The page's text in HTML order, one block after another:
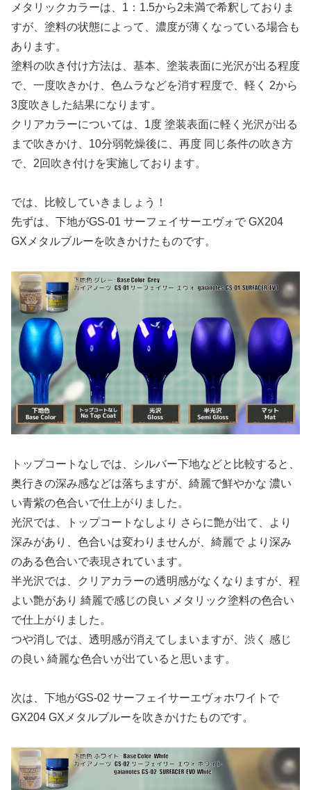
メタリックカラーは、1：1.5から2未満で希釈しておりま
すが、塗料の状態によって、濃度が薄くなっている場合も
あります。
塗料の吹き付け方法は、基本、塗装表面に光沢が出る程度
で、一度吹きかけ、色ムラなどを消す程度で、軽く 2から
3度吹きした結果になります。
クリアカラーについては、1度 塗装表面に軽く光沢が出る
まで吹きかけ、10分弱乾燥後に、再度 同じ条件の吹き方
で、2回吹き付けを実施しております。
では、比較していきましょう！
先ずは、下地がGS-01 サーフェイサーエヴォで GX204
GXメタルブルーを吹きかけたものです。
トップコートなしでは、シルバー下地などと比較すると、
奥行きの深み感などは落ちますが、綺麗で鮮やかな 濃い
い青紫の色合いで仕上がりました。
光沢では、トップコートなしより さらに艶が出て、より
深みがあり、色合いは変わりませんが、綺麗で より深み
のある色合いで表現されています。
半光沢では、クリアカラーの透明感がなくなりますが、程
よい艶があり 綺麗で感じの良い メタリック塗料の色合い
で仕上がりました。
つや消しでは、透明感が消えてしまいますが、渋く 感じ
の良い 綺麗な色合いが出ていると思います。
次は、下地がGS-02 サーフェイサーエヴォホワイトで
GX204 GXメタルブルーを吹きかけたものです。